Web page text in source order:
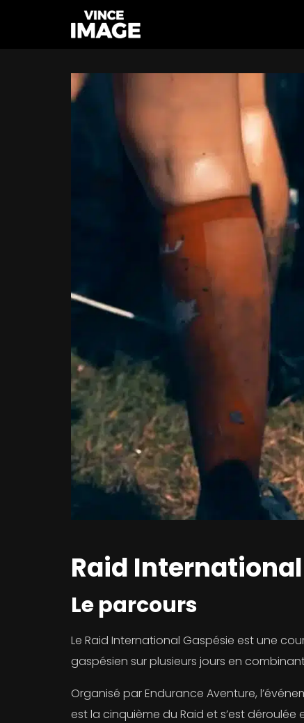
Raid
Le parcours
Le Raid International Gaspésie est une
gaspésien sur plusieurs jours en
Organisé par Endurance Aventure,
est la cinquième du Raid et s’est déroulée